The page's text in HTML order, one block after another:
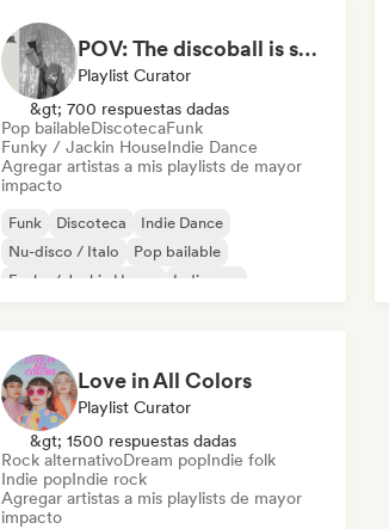
POV: The discoball is spinning, and you’re the star
Playlist Curator
&gt; 700 respuestas dadas
Pop bailableDiscotecaFunk
Funky / Jackin HouseIndie Dance
Agregar artistas a mis playlists de mayor
impacto
Funk Discoteca
Indie Dance
Nu-disco / Italo
Pop bailable
Funky / Jackin House
Indie pop
Love in All Colors
Playlist Curator
&gt; 1500 respuestas dadas
Rock alternativoDream popIndie folk
Indie popIndie rock
Agregar artistas a mis playlists de mayor
impacto